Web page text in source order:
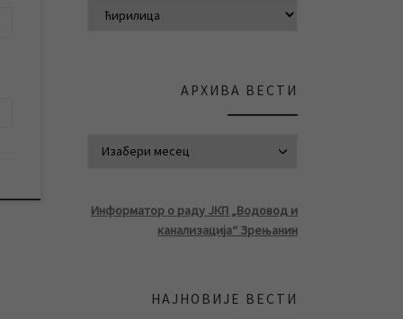
АРХИВА ВЕСТИ
Информатор о раду ЈКП „Водовод и
канализација“ Зрењанин
НАЈНОВИЈЕ ВЕСТИ